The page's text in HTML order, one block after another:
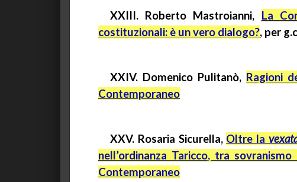
XXIII. Roberto Mastroianni, La
costituzionali: è un vero dialogo?, per
XXIV. Domenico Pulitanò, Ragioni
Contemporaneo
XXV. Rosaria Sicurella, Oltre la
nell’ordinanza Taricco, tra sovranismo
Contemporaneo